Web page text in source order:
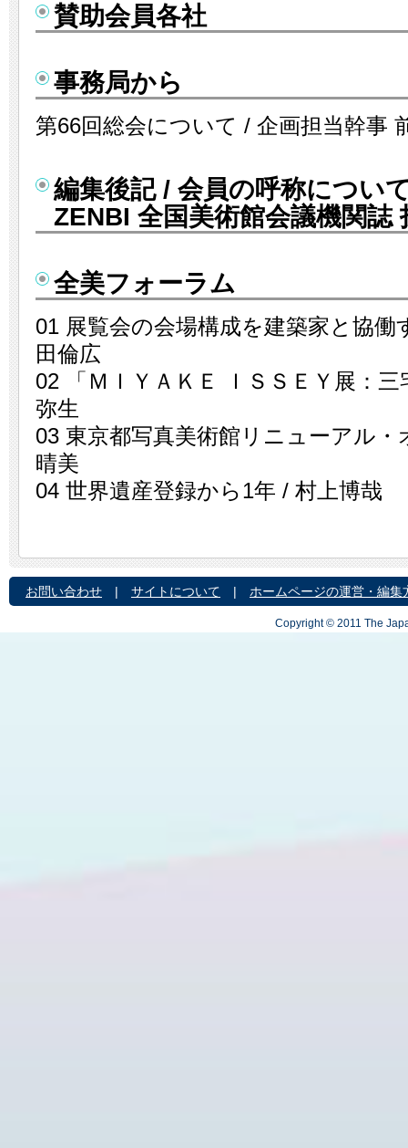
賛助会員各社
事務局から
第66回総会について / 企画担当幹事
編集後記 / 会員の呼称につい
ZENBI 全国美術館会議機関誌
全美フォーラム
01 展覧会の会場構成を建築家と協
田倫広
02 「ＭＩＹＡＫＥ ＩＳＳＥＹ展：
弥生
03 東京都写真美術館リニューアル
晴美
04 世界遺産登録から1年 / 村上博哉
お問い合わせ | サイトについて | ホームページの運営・編集
Copyright © 2011 The